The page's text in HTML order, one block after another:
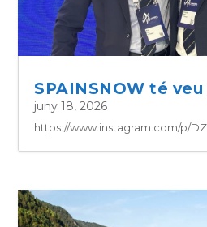
SPAINSNOW té veu
juny 18, 2026
https://www.instagram.com/p/